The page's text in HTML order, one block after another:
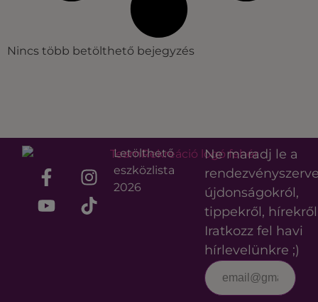
Nincs több betölthető bejegyzés
Letölthető
eszközlista
2026
Ne maradj le a
újdonságokról,
tippekről,
Iratkozz fel havi
hírlevelünkre ;)